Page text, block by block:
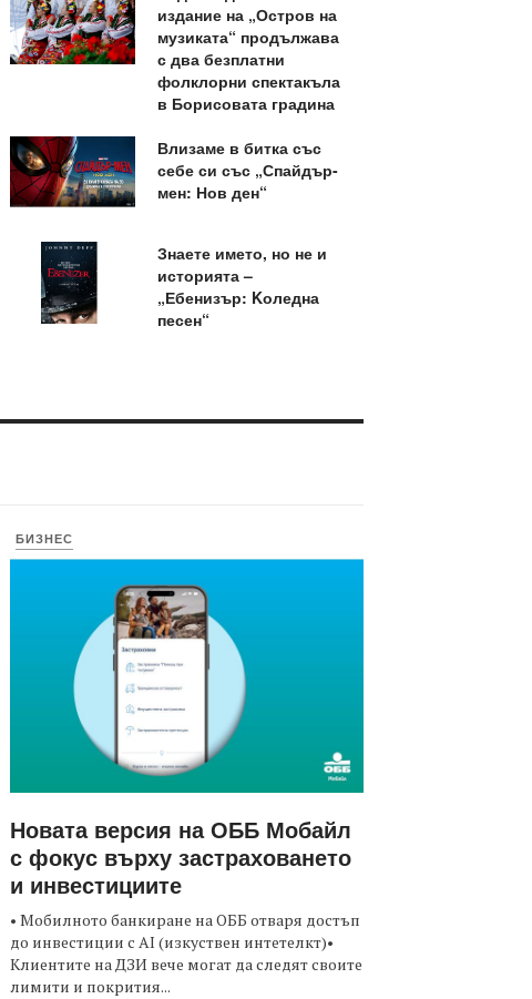
издание на „Остров на
музиката“ продължава
с два безплатни
фолклорни спектакъла
в Борисовата градина
Влизаме в битка със
себе си със „Спайдър-
мен: Нов ден“
Знаете името, но не и
историята –
„Ебенизър: Kоледна
песен“
БИЗНЕС
Новата версия на ОББ Мобайл
с фокус върху застраховането
и инвестициите
• Мобилното банкиране на ОББ отваря достъп
до инвестиции с AI (изкуствен интетелкт)•
Клиентите на ДЗИ вече могат да следят своите
лимити и покрития...